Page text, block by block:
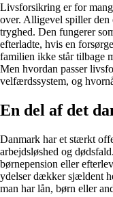
Livsforsikring er for
over. Alligevel spiller den
tryghed. Den fungerer
efterladte, hvis en
familien ikke står tilbage
Men hvordan passer
velfærdssystem, og
En del af det
Danmark har et stærkt
arbejdsløshed og
børnepension eller
ydelser dækker sjældent
man har lån, børn eller